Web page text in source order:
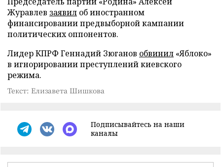
Журавлев заявил об иностранном
финансировании предвыборной кампании
политических оппонентов.
Лидер КПРФ Геннадий Зюганов обвинил «Яблоко»
в игнорировании преступлений киевского
режима.
Текст: Елизавета Шишкова
Подписывайтесь на наши
каналы